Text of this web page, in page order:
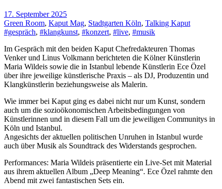
17. September 2025
Green Room, Kaput Mag, Stadtgarten Köln, Talking Kaput
#gespräch, #klangkunst, #konzert, #live, #musik
Im Gespräch mit den beiden Kaput Chefredakteuren Thomas
Venker und Linus Volkmann berichteten die Kölner Künstlerin
Maria Wildeis sowie die in Istanbul lebende Künstlerin Ece Özel
über ihre jeweilige künstlerische Praxis – als DJ, Produzentin und
Klangkünstlerin beziehungsweise als Malerin.
Wie immer bei Kaput ging es dabei nicht nur um Kunst, sondern
auch um die sozioökonomischen Arbeitsbedingungen von
Künstlerinnen und in diesem Fall um die jeweiligen Communitys in
Köln und Istanbul.
Angesichts der aktuellen politischen Unruhen in Istanbul wurde
auch über Musik als Soundtrack des Widerstands gesprochen.
Performances: Maria Wildeis präsentierte ein Live-Set mit Material
aus ihrem aktuellen Album „Deep Meaning“. Ece Özel rahmte den
Abend mit zwei fantastischen Sets ein.